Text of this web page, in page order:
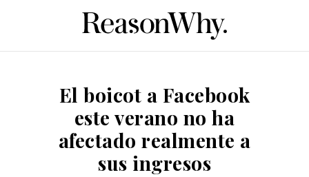
El boicot a Facebook
este verano no ha
afectado realmente a
sus ingresos